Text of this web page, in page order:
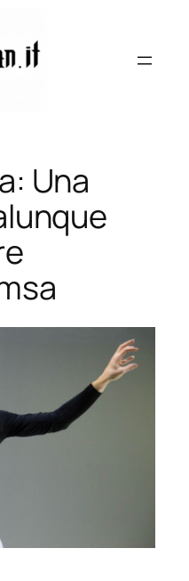
Una